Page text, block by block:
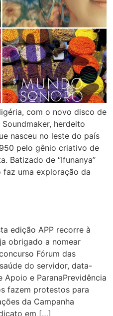
com o novo disco de
herdeito
nasceu no leste do país
pelo gênio criativo de
Batizado de “Ifunanya”
faz uma exploração da
edição APP recorre à
obrigado a nomear
Fórum das
do servidor, data-
Apoio e ParanaPrevidência
fazem protestos para
da Campanha
em […]